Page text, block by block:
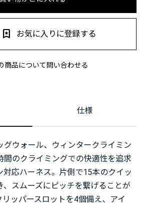
商品について問い合わせる
お気に入りに登録する
仕様
グウォール、ウィンタークライミン
間のクライミングでの快適性を追求
対応ハーネス。片側で15本のクイッ
、スムーズにピッチを繋げることが
ッパースロットを4個備え、アイ